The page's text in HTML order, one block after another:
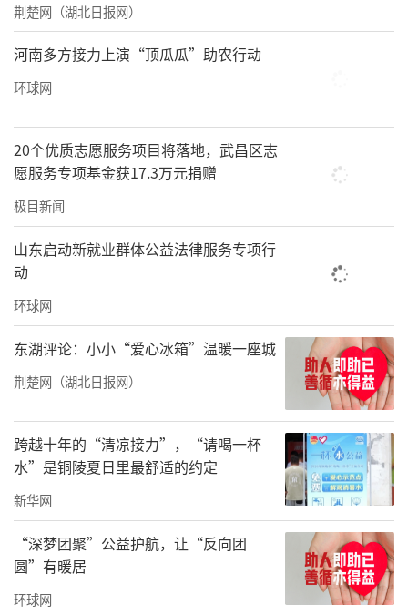
我等你放假回来，再好好跟你讲讲。”地力亚
尔·吐达洪和艾力说。
“这段时间，好几家牧民都向我们咨询征
山，距离市区上百公里，牧民90%以上为哈萨
克族。上了年纪的牧民中，很多人汉语水平一
般，对相关政策了解不全面。
2019年，该保障队在前身部队帮扶小分队
的基础上，遴选一批政治觉悟高、理论知识丰
富、表达能力强的官兵，组建“爱心服务
队”。为提高宣讲质效，他们特意吸纳哈萨克
族、维吾尔族官兵加入队伍，用少数民族语言
进行宣讲。“用牧民的话讲牧民关心的事，大
家才能听懂，愿意听。”保障队干事龙浩然
说。
为拉近和少数民族牧民的关系，服务队还
请哈萨克族战士在营区开设“哈语小课堂”，
并组织服务队成员学习少数民族语言，力求成
员走进牧民毡房都能和牧民说上“一家话”。
荆楚网（湖北日报网）
河南多方接力上演“顶瓜瓜”助农行动
环球网
20个优质志愿服务项目将落地，武昌区志
愿服务专项基金获17.3万元捐赠
极目新闻
山东启动新就业群体公益法律服务专项行
动
环球网
东湖评论：小小“爱心冰箱”温暖一座城
荆楚网（湖北日报网）
跨越十年的“清凉接力”，“请喝一杯
水”是铜陵夏日里最舒适的约定
新华网
“深梦团聚”公益护航，让“反向团
圆”有暖居
环球网